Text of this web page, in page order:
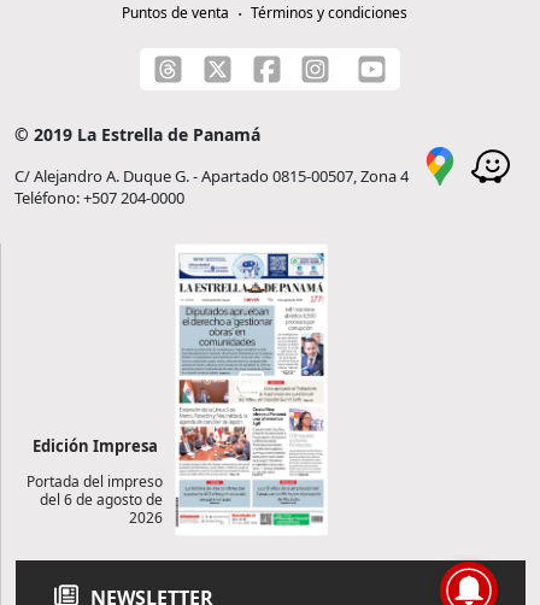
Puntos de venta
Términos y condiciones
© 2019 La Estrella de Panamá
C/ Alejandro A. Duque G. - Apartado 0815-00507, Zona 4
Teléfono: +507 204-0000
Edición Impresa
Portada del impreso
del 6 de agosto de
2026
NEWSLETTER